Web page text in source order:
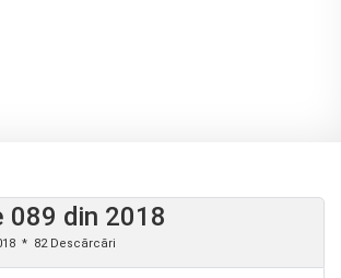
089 din 2018
82 Descărcări